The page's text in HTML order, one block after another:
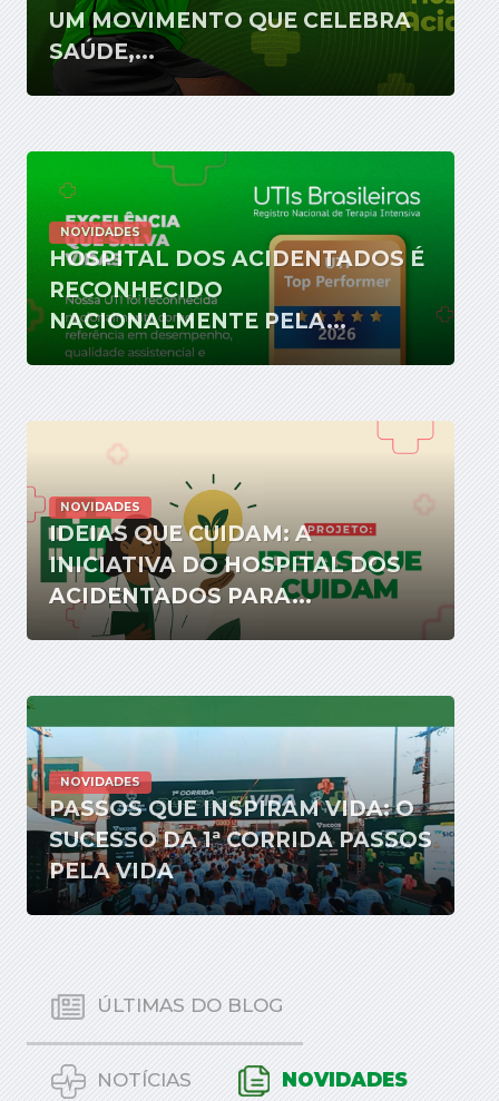
UM MOVIMENTO QUE CELEBRA
SAÚDE,...
NOVIDADES
HOSPITAL DOS ACIDENTADOS É
RECONHECIDO
NACIONALMENTE PELA...
NOVIDADES
IDEIAS QUE CUIDAM: A
INICIATIVA DO HOSPITAL DOS
ACIDENTADOS PARA...
NOVIDADES
PASSOS QUE INSPIRAM VIDA: O
SUCESSO DA 1ª CORRIDA PASSOS
PELA VIDA
ÚLTIMAS DO BLOG
NOTÍCIAS NOVIDADES